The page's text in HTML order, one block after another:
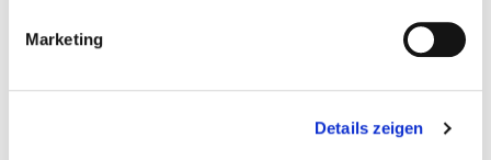
Marketing
Details zeigen